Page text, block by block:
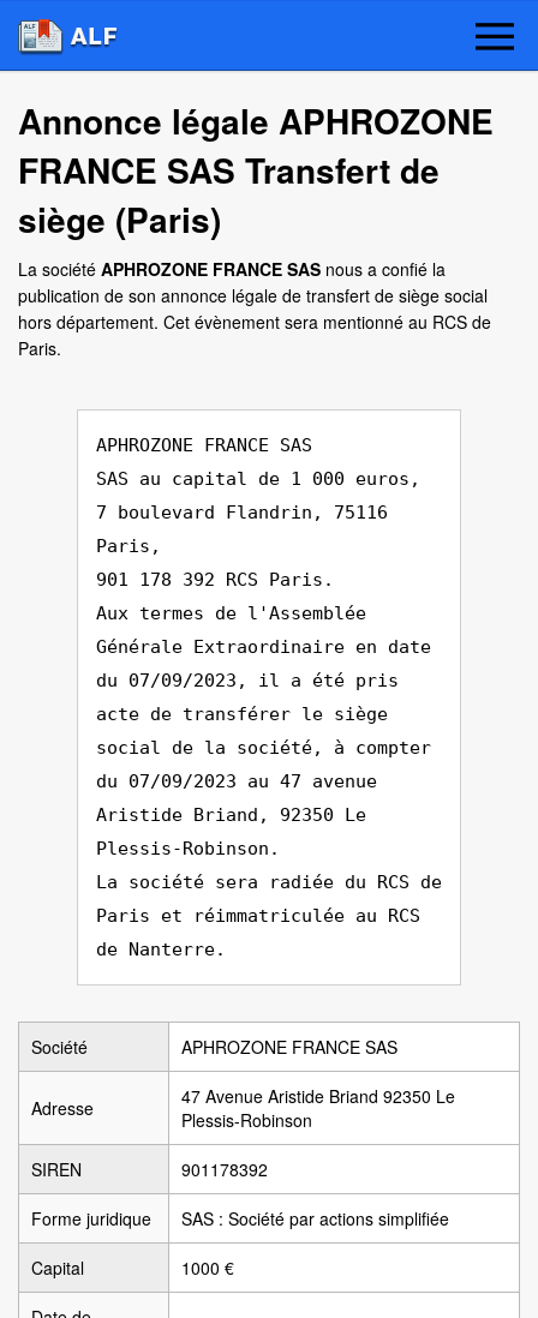
Annonce légale APHROZONE
FRANCE SAS Transfert de
siège (Paris)
La société APHROZONE FRANCE SAS nous a confié la
publication de son annonce légale de transfert de siège social
hors département. Cet évènement sera mentionné au RCS de
Paris.
APHROZONE FRANCE SAS
SAS au capital de 1 000 euros,
7 boulevard Flandrin, 75116
Paris,
901 178 392 RCS Paris.
Aux termes de l'Assemblée
Générale Extraordinaire en date
du 07/09/2023, il a été pris
acte de transférer le siège
social de la société, à compter
du 07/09/2023 au 47 avenue
Aristide Briand, 92350 Le
Plessis-Robinson.
La société sera radiée du RCS de
Paris et réimmatriculée au RCS
de Nanterre.
Société APHROZONE FRANCE SAS
Adresse
47 Avenue Aristide Briand 92350 Le
Plessis-Robinson
SIREN 901178392
Forme juridique SAS : Société par actions simplifiée
Capital 1000 €